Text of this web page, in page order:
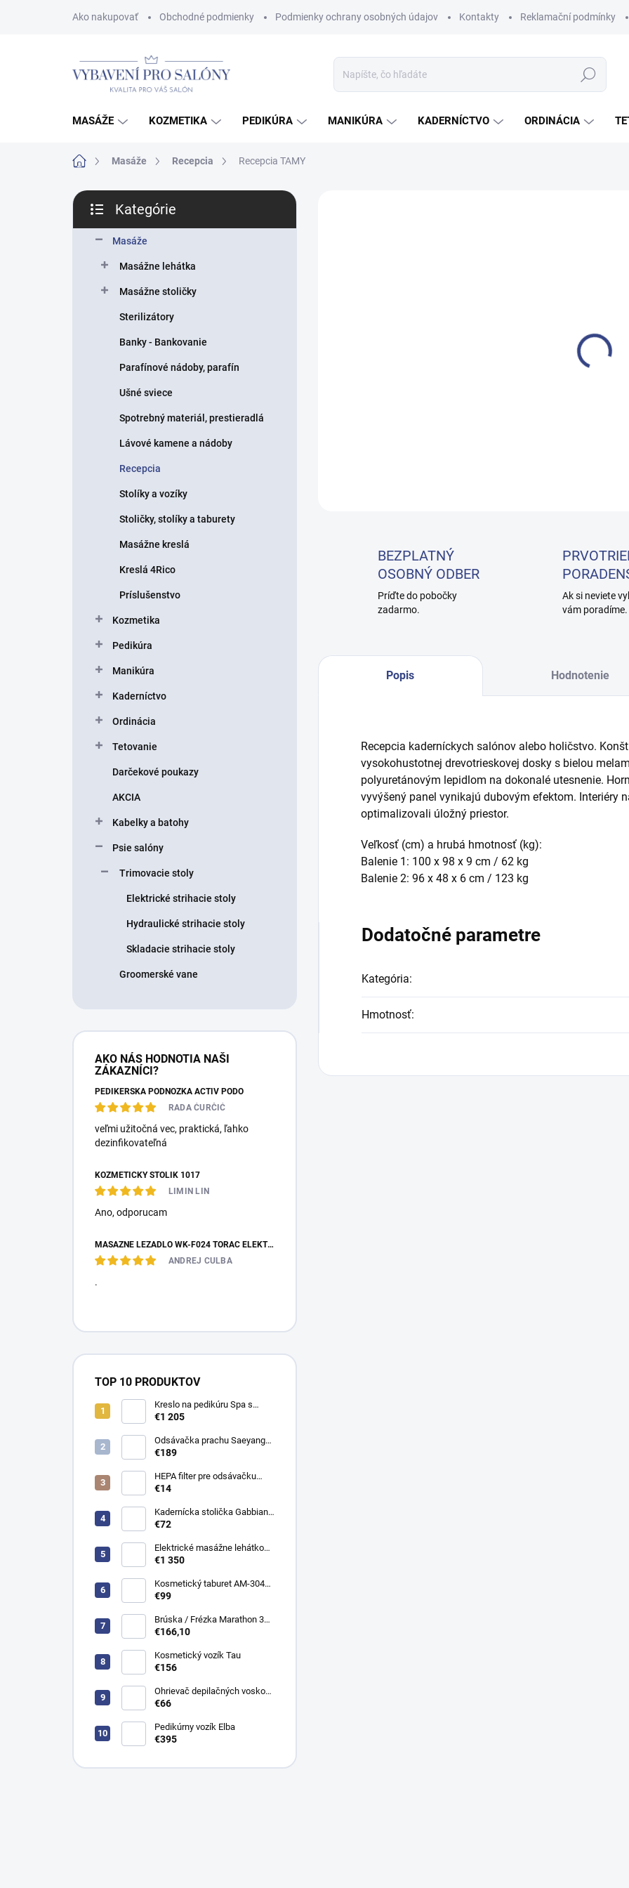
Ako nakupovať Obchodné podmienky Podmienky ochrany osobných údajov Kontakty Reklamační podmínky
Hľadať
MASÁŽE KOZMETIKA PEDIKÚRA MANIKÚRA KADERNÍCTVO ORDINÁCIA
DomovMasáže Recepcia Recepcia TAMY
B
č
kategórie
Kategórie
Masáže
Masážne lehátka
Masážne stoličky
Sterilizátory
Banky - Bankovanie
Parafínové nádoby, parafín
Ušné sviece
Spotrebný materiál, prestieradlá
Lávové kamene a nádoby
Recepcia
Stolíky a vozíky
Stoličky, stolíky a taburety
Masážne kreslá
Kreslá 4Rico
Príslušenstvo
Kozmetika
Pedikúra
Manikúra
Kaderníctvo
Ordinácia
Tetovanie
Darčekové poukazy
AKCIA
Kabelky a batohy
Psie salóny
Trimovacie stoly
Elektrické strihacie stoly
Hydraulické strihacie stoly
Skladacie strihacie stoly
Groomerské vane
AKO NÁS HODNOTIA NAŠI
ZÁKAZNÍCI?
PEDIKÉRSKÁ PODNOŽKA ACTIV PODO
RADA ĆURČIĆ
veľmi užitočná vec, praktická, ľahko
dezinfikovateľná
KOZMETICKÝ STOLÍK 1017
LIMIN LIN
Ano, оdporucam
MASÁŽNE LEŽADLO WK-F024 TORAC ELEKTRICKÉ
ANDREJ CULBA
.
TOP 10 PRODUKTOV
Kreslo na pedikúru Spa s
vaničkou Sillon Elysia
€1 205
Odsávačka prachu Saeyang
Marathon Levent
€189
HEPA filter pre odsávačku
prachu Marathon Olimp a
€14
Kadernícka stolička Gabbiano
D026
€72
Elektrické masážne lehátko
Evero V4 ERGO Soft Touch
€1 350
Kosmetický taburet AM-304
stolička
€99
Brúska / Frézka Marathon 3
champion + H200
€166,10
Kosmetický vozík Tau
€156
Ohrievač depilačných voskov
Satin WKE024
€66
Pedikúrny vozík Elba
€395
BEZPLATNÝ
OSOBNÝ ODBER
Príďte do pobočky
zadarmo.
Ak si neviete
vám poradíme.
Popis Hodnotenie
Recepcia kaderníckych salónov alebo holičstvo.
vysokohustotnej drevotrieskovej dosky s bielou
polyuretánovým lepidlom na dokonalé utesnenie.
vyvýšený panel vynikajú dubovým efektom. Interiéry
optimalizovali úložný priestor.
Veľkosť (cm) a hrubá hmotnosť (kg):
Balenie 1: 100 x 98 x 9 cm / 62 kg
Balenie 2: 96 x 48 x 6 cm / 123 kg
Dodatočné parametre
Kategória:
Hmotnosť: